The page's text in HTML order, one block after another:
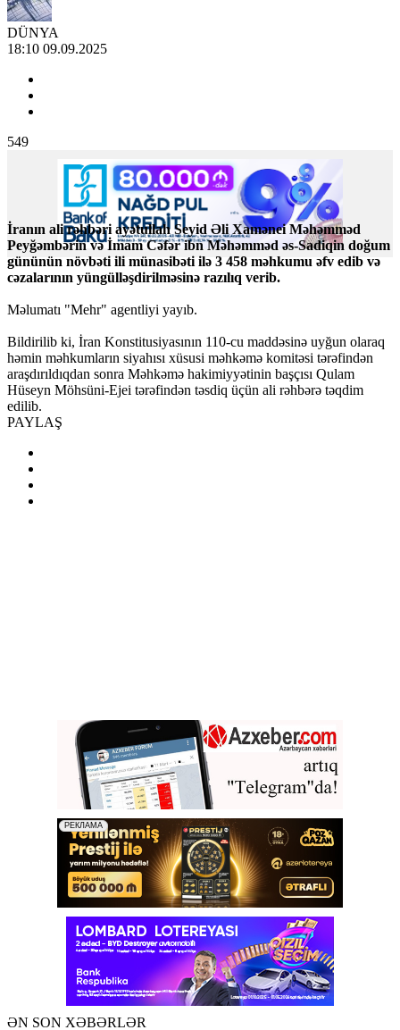
DÜNYA
18:10 09.09.2025
549
İranın ali rəhbəri ayətullah Seyid Əli Xamənei Məhəmməd
Peyğəmbərin və İmam Cəfər ibn Məhəmməd əs-Sadiqin doğum
gününün növbəti ili münasibəti ilə 3 458 məhkumu əfv edib və
cəzalarının yüngülləşdirilməsinə razılıq verib.
Məlumatı "Mehr" agentliyi yayıb.
Bildirilib ki, İran Konstitusiyasının 110-cu maddəsinə uyğun olaraq
həmin məhkumların siyahısı xüsusi məhkəmə komitəsi tərəfindən
araşdırıldıqdan sonra Məhkəmə hakimiyyətinin başçısı Qulam
Hüseyn Möhsüni-Ejei tərəfindən təsdiq üçün ali rəhbərə təqdim
edilib.
PAYLAŞ
ƏN SON XƏBƏRLƏR